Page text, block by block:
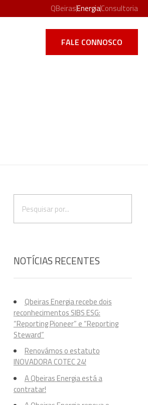
QBeirasEnergiaConsultoria
FALE CONNOSCO
NOTÍCIAS RECENTES
Qbeiras Energia recebe dois
reconhecimentos SIBS ESG:
“Reporting Pioneer” e “Reporting
Steward”
Renovámos o estatuto
INOVADORA COTEC 24!
A Qbeiras Energia está a
contratar!